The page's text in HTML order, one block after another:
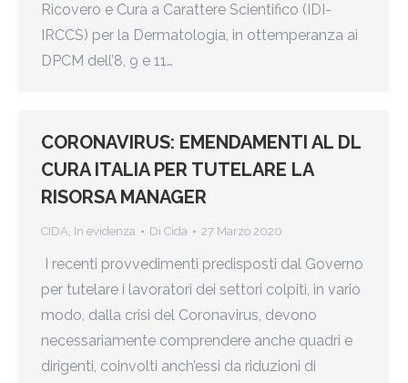
Ricovero e Cura a Carattere Scientifico (IDI-
IRCCS) per la Dermatologia, in ottemperanza ai
DPCM dell’8, 9 e 11…
CORONAVIRUS: EMENDAMENTI AL DL
CURA ITALIA PER TUTELARE LA
RISORSA MANAGER
CIDA, In evidenza Di Cida 27 Marzo 2020
I recenti provvedimenti predisposti dal Governo
per tutelare i lavoratori dei settori colpiti, in vario
modo, dalla crisi del Coronavirus, devono
necessariamente comprendere anche quadri e
dirigenti, coinvolti anch’essi da riduzioni di